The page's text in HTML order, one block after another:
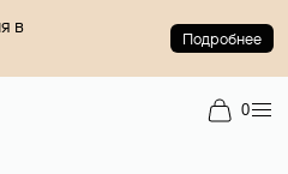
в
Подробнее
0